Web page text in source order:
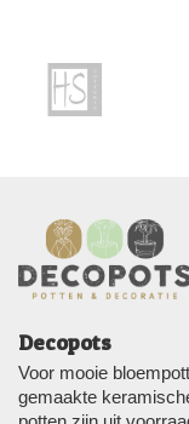
Decopots
Voor mooie
gemaakte